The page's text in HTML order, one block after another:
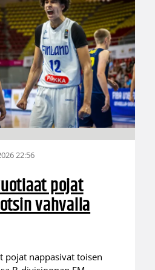
22:56
pojat
vahvalla
pojat nappasivat toisen